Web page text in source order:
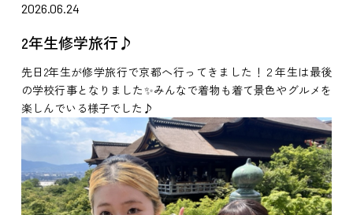
2026.06.24
2年生修学旅行♪
先日2年生が修学旅行で京都へ行ってきました！２年生は最後
の学校行事となりました✨みんなで着物も着て景色やグルメを
楽しんでいる様子でした♪